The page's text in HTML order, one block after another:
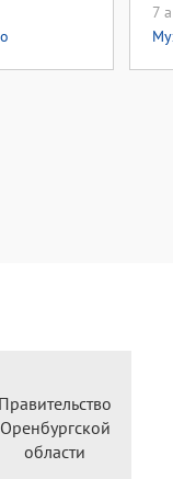
7
Правительство
Оренбургской
области